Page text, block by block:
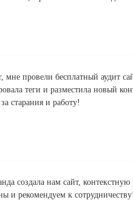
мне провели бесплатный аудит
теги и разместила новый
старания и работу!
создала нам сайт,
и рекомендуем к сотрудничеству!